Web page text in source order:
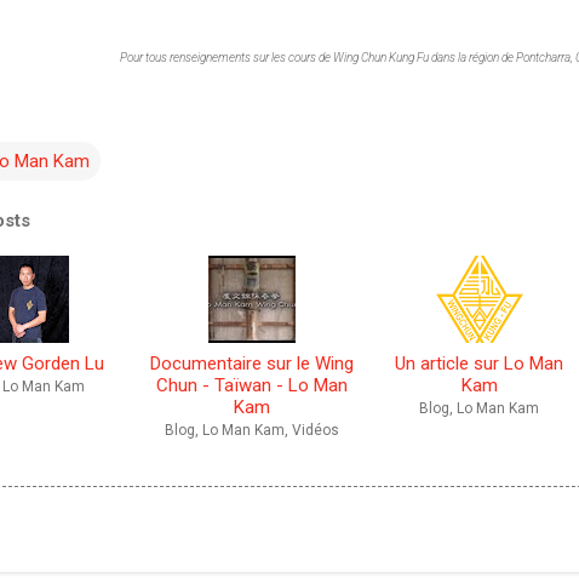
Pour tous renseignements sur les cours de Wing Chun Kung Fu dans la région de
Man Kam
Gorden Lu
Man Kam
Documentaire sur le Wing
Chun - Taïwan - Lo Man
Kam
Blog, Lo Man Kam, Vidéos
Un article sur Lo Man
Kam
Blog, Lo Man Kam